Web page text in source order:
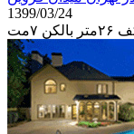
1399/03/24